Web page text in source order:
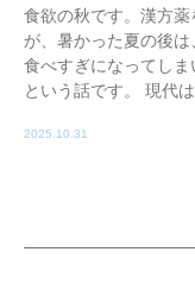
食欲の秋です。漢方
が、暑かった夏の後
食べすぎになってし
という話です。 現代
2025.10.31